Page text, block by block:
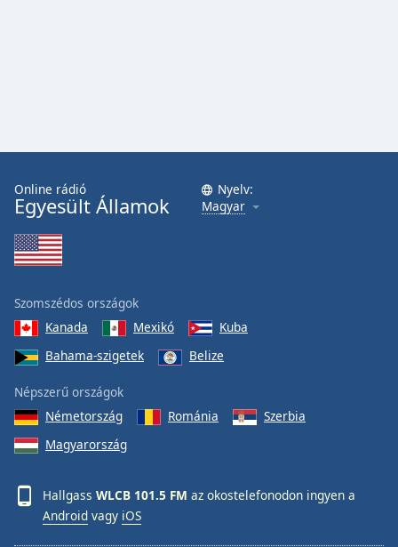
Family
Reset
Done
Dialog
End
dialog
window.
Online rádió
Egyesült Államok
Nyelv:
Magyar
Szomszédos országok
Kanada
Mexikó
Kuba
Bahama-szigetek
Belize
Népszerű országok
Németország
Románia
Szerbia
Magyarország
Hallgass WLCB 101.5 FM az okostelefonodon ingyen a
Android vagy iOS